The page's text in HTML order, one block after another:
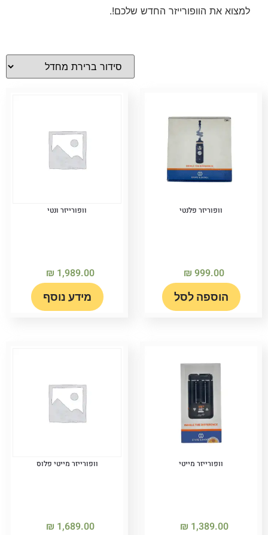
למצוא את הוופורייזר החדש שלכם!.
וופוריזר פלנטי
₪ 999.00
הוספה לסל
וופורייזר ונטי
₪ 1,989.00
מידע נוסף
וופורייזר מייטי
₪ 1,389.00
וופורייזר מייטי פלוס
₪ 1,689.00